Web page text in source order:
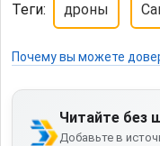
Теги: дроны
Почему вы можете
Читайте без
Добавьте в